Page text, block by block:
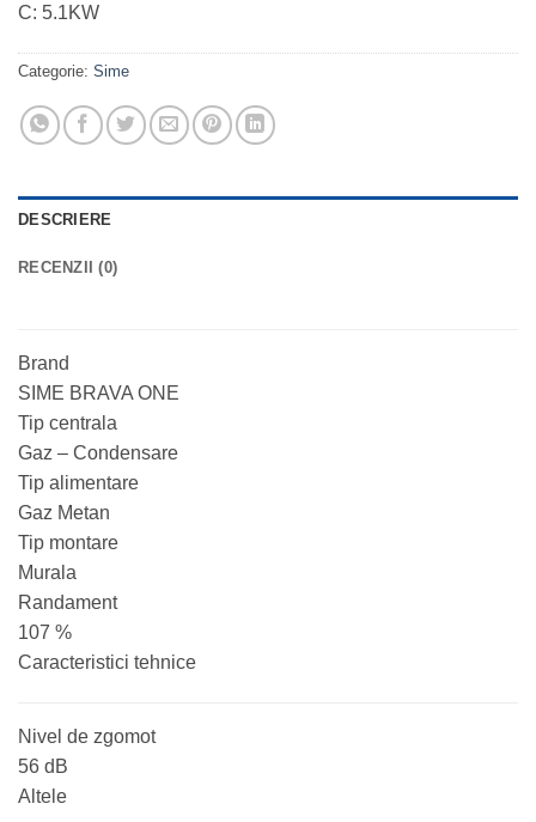
C: 5.1KW
Categorie: Sime
DESCRIERE
RECENZII (0)
Brand
SIME BRAVA ONE
Tip centrala
Gaz – Condensare
Tip alimentare
Gaz Metan
Tip montare
Murala
Randament
107 %
Caracteristici tehnice
Nivel de zgomot
56 dB
Altele